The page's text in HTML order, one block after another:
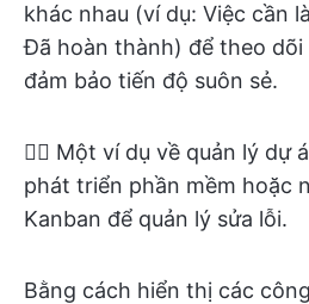
khác nhau (ví dụ: Việc cần
Đã hoàn thành) để theo dõi
đảm bảo tiến độ suôn sẻ.
👉🏼 Một ví dụ về quản lý dự
phát triển phần mềm hoặc
Kanban để quản lý sửa lỗi.
Bằng cách hiển thị các